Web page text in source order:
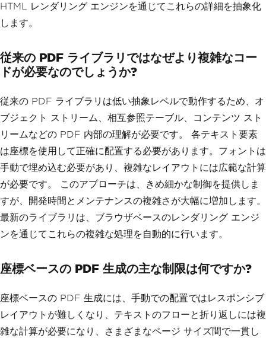
HTML レンダリング エンジンを通じてこれらの詳細を抽象化
します。
従来の PDF ライブラリではなぜより複雑なコー
ドが必要なのでしょうか?
従来の PDF ライブラリは低い抽象レベルで動作するため、オ
ブジェクト ストリーム、相互参照テーブル、コンテンツ スト
リームなどの PDF 内部の理解が必要です。 各テキスト要素
は座標を使用して正確に配置する必要があります。フォントは
手動で埋め込む必要があり、複雑なレイアウトには広範な計算
が必要です。 このアプローチは、きめ細かな制御を提供しま
すが、開発時間とメンテナンスの複雑さが大幅に増加します。
最新のライブラリは、ブラウザベースのレンダリング エンジ
ンを通じてこれらの複雑な処理を自動的に行います。
座標ベースの PDF 生成の主な制限は何ですか?
座標ベースの PDF 生成には、手動での配置ではレスポンシブ
レイアウトが難しくなり、テキストのフローと折り返しには複
雑な計算が必要になり、さまざまなページ サイズ間で一貫し